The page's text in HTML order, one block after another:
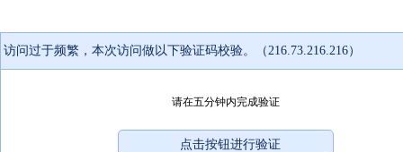
访问过于频繁，本次访问做以下验证码校验。（216.73.216.216）
请在五分钟内完成验证